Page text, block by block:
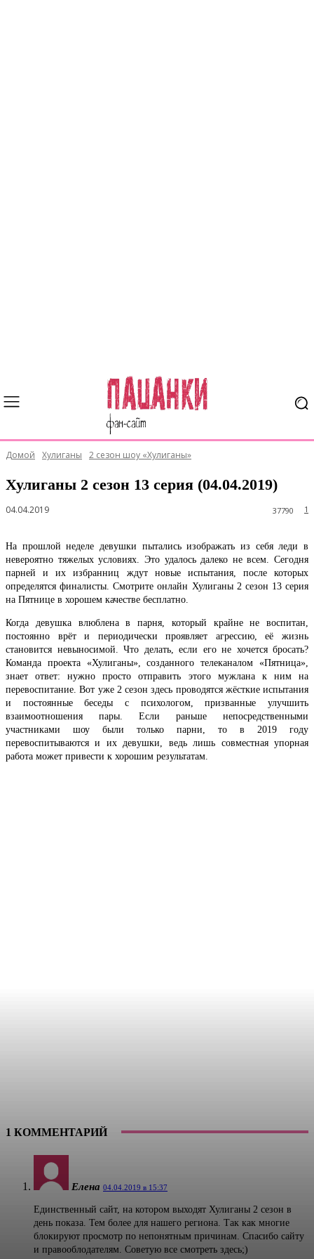
Домой Хулиганы 2 сезон шоу «Хулиганы»
Хулиганы 2 сезон 13 серия (04.04.2019)
04.04.2019 1
37790
На прошлой неделе девушки пытались изображать из себя леди в
невероятно тяжелых условиях. Это удалось далеко не всем. Сегодня
парней и их избранниц ждут новые испытания, после которых
определятся финалисты. Смотрите онлайн Хулиганы 2 сезон 13 серия
на Пятнице в хорошем качестве бесплатно.
Когда девушка влюблена в парня, который крайне не воспитан,
постоянно врёт и периодически проявляет агрессию, её жизнь
становится невыносимой. Что делать, если его не хочется бросать?
Команда проекта «Хулиганы», созданного телеканалом «Пятница»,
знает ответ: нужно просто отправить этого мужлана к ним на
перевоспитание. Вот уже 2 сезон здесь проводятся жёсткие испытания
и постоянные беседы с психологом, призванные улучшить
взаимоотношения пары. Если раньше непосредственными
участниками шоу были только парни, то в 2019 году
перевоспитываются и их девушки, ведь лишь совместная упорная
работа может привести к хорошим результатам.
1 КОММЕНТАРИЙ
Елена 04.04.2019 в 15:37
Единственный сайт, на котором выходят Хулиганы 2 сезон в
день показа. Тем более для нашего региона. Так как многие
блокируют просмотр по непонятным причинам. Спасибо сайту
и правооблодателям. Советую все смотреть здесь;)